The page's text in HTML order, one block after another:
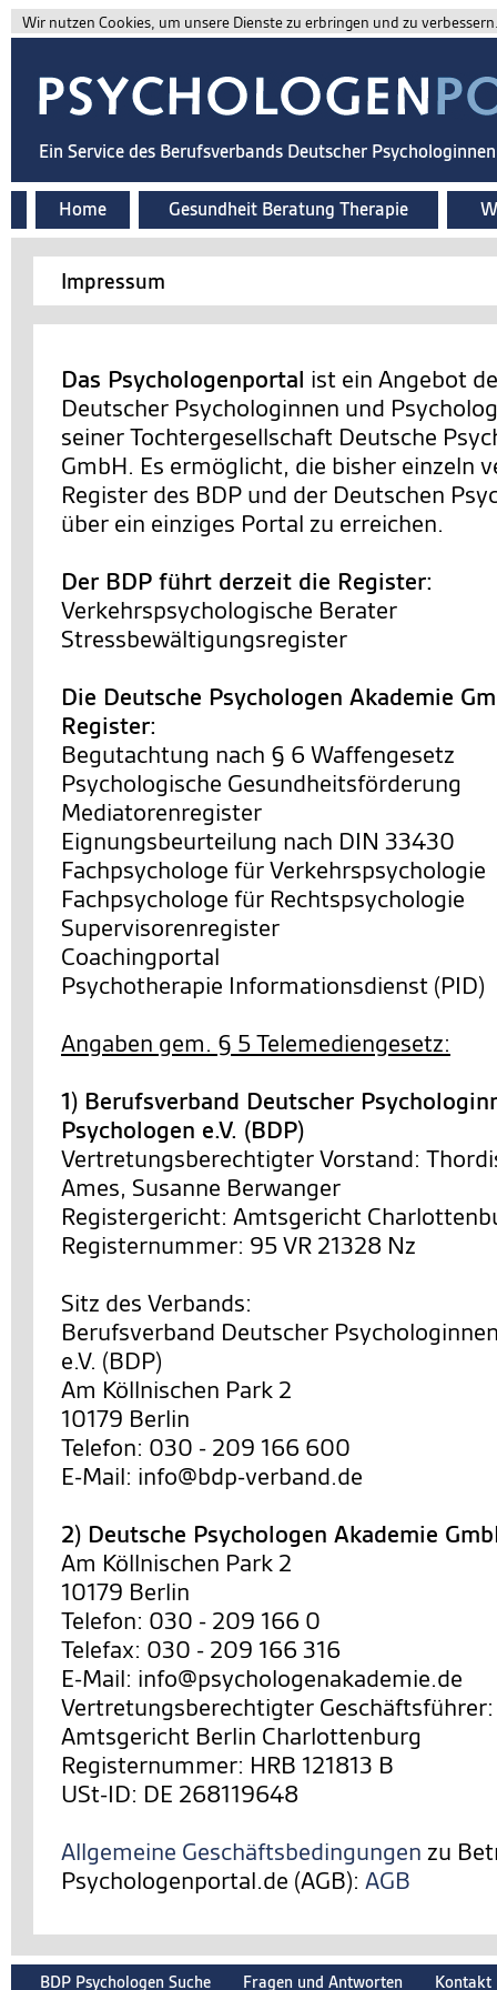
Wir nutzen Cookies, um unsere Dienste zu erbringen und zu
Ein Service des Berufsverbands Deutscher
Home Gesundheit Beratung Therapie
Impressum
Das Psychologenportal ist ein Angebot
Deutscher Psychologinnen und
seiner Tochtergesellschaft Deutsche
GmbH. Es ermöglicht, die bisher einzeln
Register des BDP und der Deutschen
über ein einziges Portal zu erreichen.
Der BDP führt derzeit die Register:
Verkehrspsychologische Berater
Stressbewältigungsregister
Die Deutsche Psychologen Akademie
Register:
Begutachtung nach § 6 Waffengesetz
Psychologische Gesundheitsförderung
Mediatorenregister
Eignungsbeurteilung nach DIN 33430
Fachpsychologe für Verkehrspsychologie
Fachpsychologe für Rechtspsychologie
Supervisorenregister
Coachingportal
Psychotherapie Informationsdienst (PID)
Angaben gem. § 5 Telemediengesetz:
1) Berufsverband Deutscher
Psychologen e.V. (BDP)
Vertretungsberechtigter Vorstand:
Ames, Susanne Berwanger
Registergericht: Amtsgericht
Registernummer: 95 VR 21328 Nz
Sitz des Verbands:
Berufsverband Deutscher
e.V. (BDP)
Am Köllnischen Park 2
10179 Berlin
Telefon: 030 - 209 166 600
E-Mail: info@bdp-verband.de
2) Deutsche Psychologen Akademie
Am Köllnischen Park 2
10179 Berlin
Telefon: 030 - 209 166 0
Telefax: 030 - 209 166 316
E-Mail: info@psychologenakademie.de
Vertretungsberechtigter Geschäftsführer:
Amtsgericht Berlin Charlottenburg
Registernummer: HRB 121813 B
USt-ID: DE 268119648
Allgemeine Geschäftsbedingungen zu
Psychologenportal.de (AGB): AGB
BDP Psychologen Suche Fragen und Antworten Kontakt